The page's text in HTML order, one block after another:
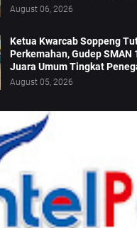
August 06, 2026
Ketua Kwarcab Soppeng
Perkemahan, Gudep SMAN
Juara Umum Tingkat
August 05, 2026